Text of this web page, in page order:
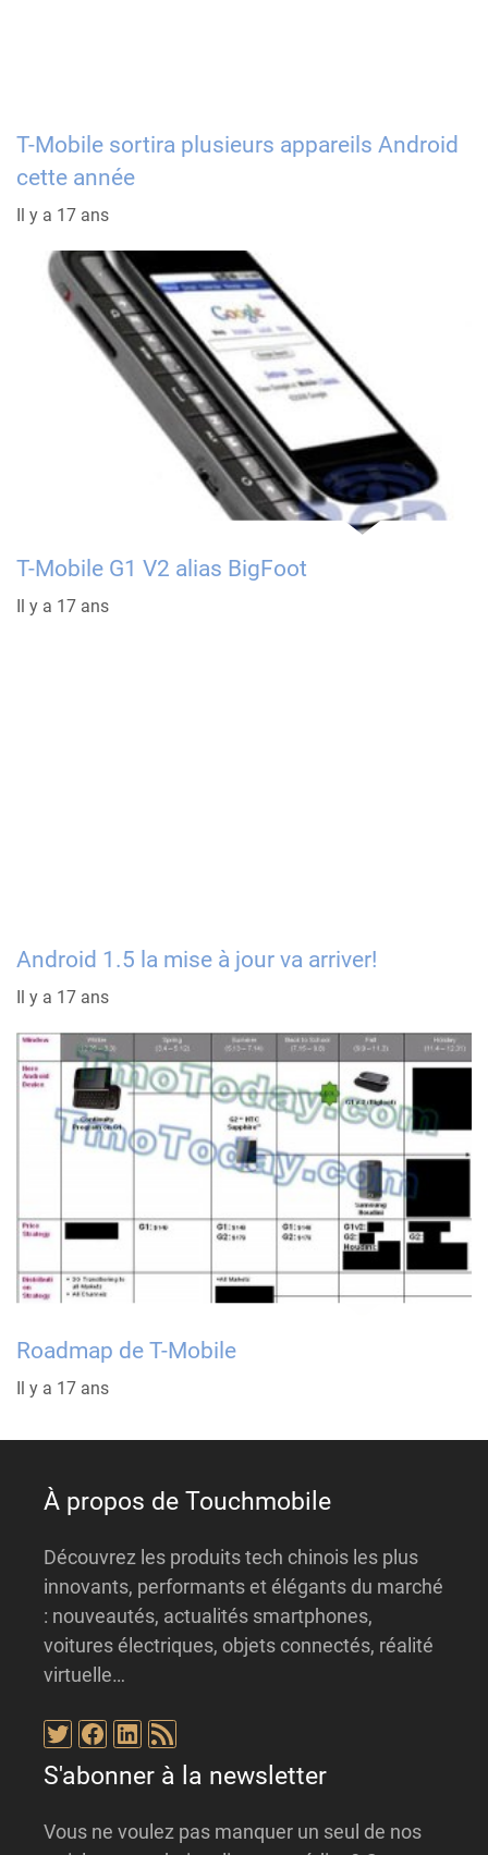
T-Mobile sortira plusieurs appareils Android
cette année
Il y a 17 ans
T-Mobile G1 V2 alias BigFoot
Il y a 17 ans
Android 1.5 la mise à jour va arriver!
Il y a 17 ans
Roadmap de T-Mobile
Il y a 17 ans
À propos de Touchmobile
Découvrez les produits tech chinois les plus
innovants, performants et élégants du marché
: nouveautés, actualités smartphones,
voitures électriques, objets connectés, réalité
virtuelle…
Twitter
Facebook
LinkedIn
Flux RSS
S'abonner à la newsletter
Vous ne voulez pas manquer un seul de nos